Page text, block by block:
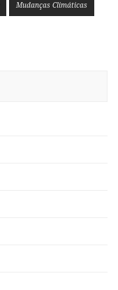
Mudanças Climáticas